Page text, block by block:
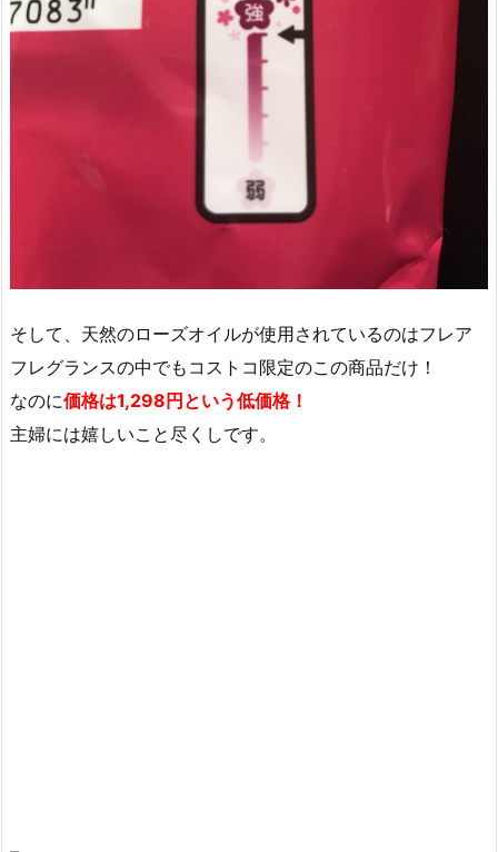
そして、天然のローズオイルが使用されているのはフレア
フレグランスの中でもコストコ限定のこの商品だけ！
なのに価格は1,298円という低価格！
主婦には嬉しいこと尽くしです。